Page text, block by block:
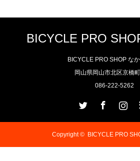
BICYCLE PRO
BICYCLE PRO SHOP な
岡山県岡山市北区京橋
086-222-5262
Copyright © BICYCLE PRO